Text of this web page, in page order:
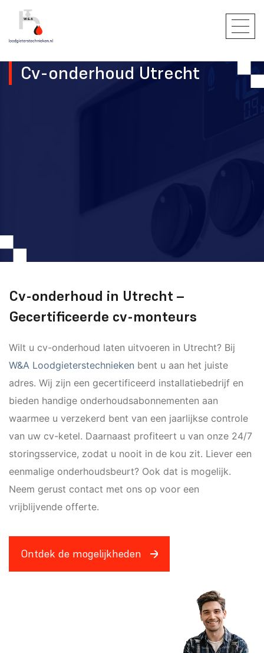
Cv-onderhoud Utrecht
Cv-onderhoud in Utrecht –
Gecertificeerde cv-monteurs
Wilt u cv-onderhoud laten uitvoeren in Utrecht? Bij
W&A Loodgieterstechnieken bent u aan het juiste
adres. Wij zijn een gecertificeerd installatiebedrijf en
bieden handige onderhoudsabonnementen aan
waarmee u verzekerd bent van een jaarlijkse controle
van uw cv-ketel. Daarnaast profiteert u van onze 24/7
storingsservice, zodat u nooit in de kou zit. Liever een
eenmalige onderhoudsbeurt? Ook dat is mogelijk.
Neem gerust contact met ons op voor een
vrijblijvende offerte.
Ontdek de mogelijkheden